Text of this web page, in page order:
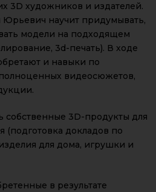
3D художников и издателей.
научит придумывать,
модели на подходящем
3d-печать). В ходе
и навыки по
видеосюжетов,
собственные 3D-продукты для
(подготовка докладов по
для дома, игрушки и
в результате